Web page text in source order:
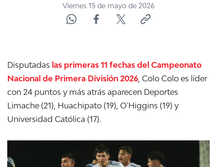
Viernes 15 de mayo de 2026
Disputadas las primeras 11 fechas del Campeonato
Nacional de Primera División 2026, Colo Colo es líder
con 24 puntos y más atrás aparecen Deportes
Limache (21), Huachipato (19), O'Higgins (19) y
Universidad Católica (17).